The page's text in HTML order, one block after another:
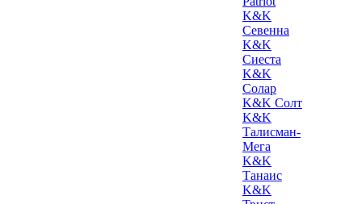
K&K
Севенна
K&K
Сиеста
K&K
Солар
K&K Солт
K&K
Талисман-
Мега
K&K
Танаис
K&K